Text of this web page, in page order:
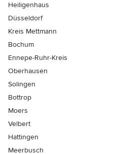
Heiligenhaus
Düsseldorf
Kreis Mettmann
Bochum
Ennepe-Ruhr-Kreis
Oberhausen
Solingen
Bottrop
Moers
Velbert
Hattingen
Meerbusch